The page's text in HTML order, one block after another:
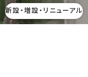
新設・増設・リニューアル